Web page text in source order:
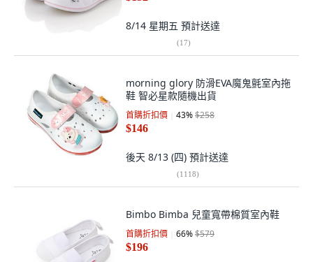
8/14 星期五 預計送達
(17)
morning glory 防滑EVA魔鬼氈室內拖
鞋 智必星款隨機出貨
首購折扣價 43%$258
$146
後天 8/13 (四) 預計送達
(1118)
Bimbo Bimba 兒童寬帶棉質室內鞋
首購折扣價 66%$579
$196